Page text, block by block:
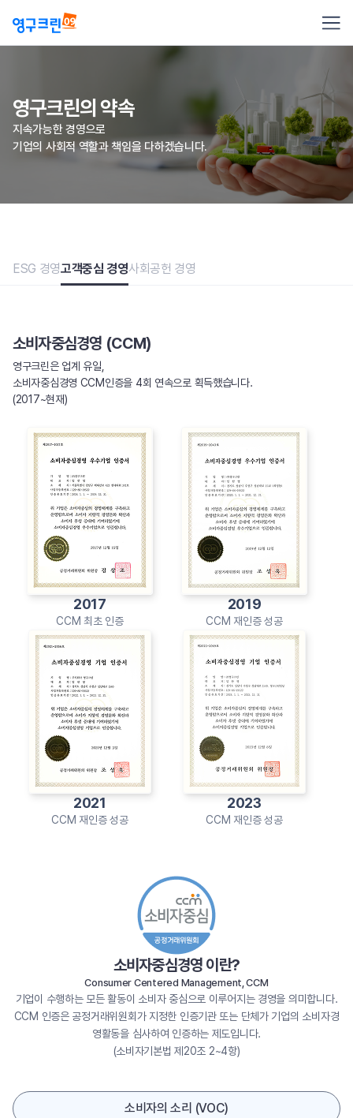
영구크린의 약속
지속가능한 경영으로
기업의 사회적 역할과 책임을 다하겠습니다.
ESG 경영고객중심 경영사회공헌 경영
소비자중심경영 (CCM)
영구크린은 업계 유일,
소비자중심경영 CCM인증을 4회 연속으로 획득했습니다.
(2017~현재)
2017
CCM 최초 인증
2019
CCM 재인증 성공
2021
CCM 재인증 성공
2023
CCM 재인증 성공
소비자중심경영 이란?
Consumer Centered Management, CCM
기업이 수행하는 모든 활동이 소비자 중심으로 이루어지는 경영을 의미합니다.
CCM 인증은 공정거래위원회가 지정한 인증기관 또는 단체가 기업의 소비자경
영활동을 심사하여 인증하는 제도입니다.
(소비자기본법 제20조 2~4항)
소비자의 소리 (VOC)